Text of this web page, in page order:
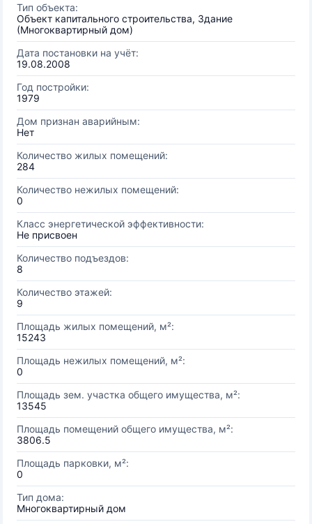
Тип объекта:
Объект капитального строительства, Здание
(Многоквартирный дом)
Дата постановки на учёт:
19.08.2008
Год постройки:
1979
Дом признан аварийным:
Нет
Количество жилых помещений:
284
Количество нежилых помещений:
0
Класс энергетической эффективности:
Не присвоен
Количество подъездов:
8
Количество этажей:
9
Площадь жилых помещений, м²:
15243
Площадь нежилых помещений, м²:
0
Площадь зем. участка общего имущества, м²:
13545
Площадь помещений общего имущества, м²:
3806.5
Площадь парковки, м²:
0
Тип дома:
Многоквартирный дом